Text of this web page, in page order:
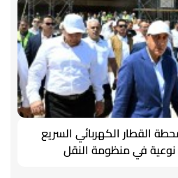
القطار الكهربائي السريع
في منظومة النقل